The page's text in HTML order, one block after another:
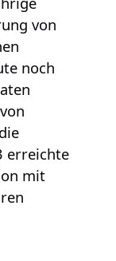
von
noch
erreichte
mit